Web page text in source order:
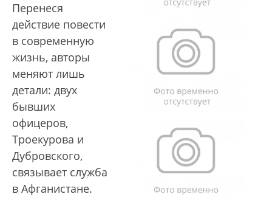
Перенеся
действие повести
в современную
жизнь, авторы
меняют лишь
детали: двух
бывших
офицеров,
Троекурова и
Дубровского,
связывает служба
в Афганистане.